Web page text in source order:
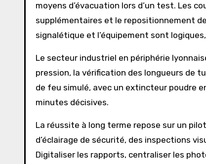
moyens d’évacuation lors d’un test. Les
supplémentaires et le repositionnement
signalétique et l’équipement sont
Le secteur industriel en périphérie
pression, la vérification des longueurs de
de feu simulé, avec un extincteur poudre
minutes décisives.
La réussite à long terme repose sur un
d’éclairage de sécurité, des inspections
Digitaliser les rapports, centraliser les